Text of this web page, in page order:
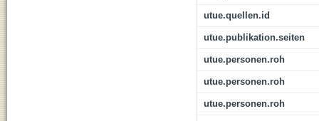
utue.quellen.id
utue.publikation.seiten
utue.personen.roh
utue.personen.roh
utue.personen.roh